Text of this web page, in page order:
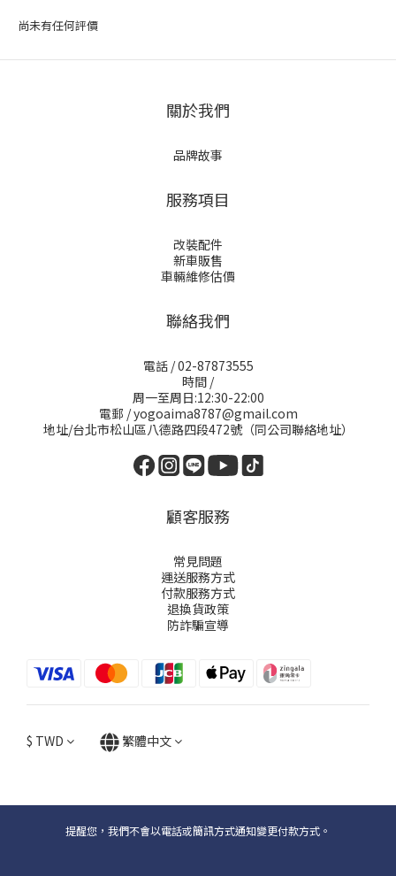
尚未有任何評價
關於我們
品牌故事
服務項目
改裝配件
新車販售
車輛維修估價
聯絡我們
電話 / 02-87873555
時間 /
周一至周日:12:30-22:00
電郵 / yogoaima8787@gmail.com
地址/台北市松山區八德路四段472號（同公司聯絡地址）
顧客服務
常見問題
運送服務方式
付款服務方式
退換貨政策
防詐騙宣導
$ TWD 繁體中文
提醒您，我們不會以電話或簡訊方式通知變更付款方式。